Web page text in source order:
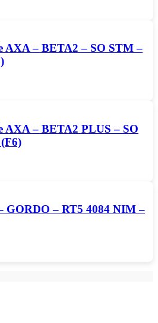
AXA – BETA2 – SO STM –
AXA – BETA2 PLUS – SO
GORDO – RT5 4084 NIM –